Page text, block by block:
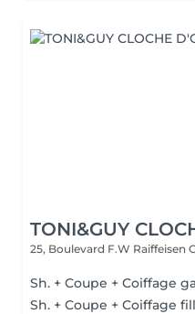
TONI&GUY
25, Boulevard F.W Raiffeisen
Sh. + Coupe + Coiffage
Sh. + Coupe + Coiffage